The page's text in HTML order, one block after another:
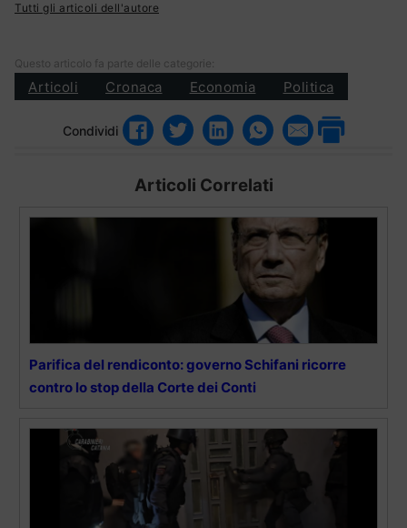
Tutti gli articoli dell'autore
Questo articolo fa parte delle categorie:
Articoli Cronaca Economia Politica
Condividi
Articoli Correlati
Parifica del rendiconto: governo Schifani ricorre
contro lo stop della Corte dei Conti